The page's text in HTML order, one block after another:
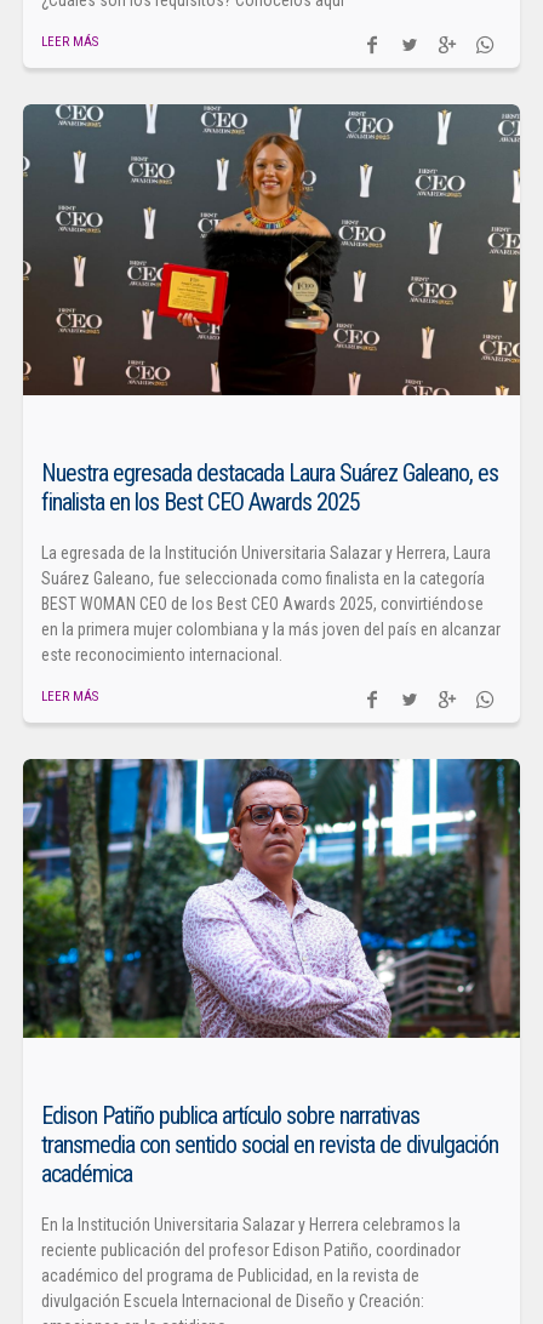
LEER MÁS
Nuestra egresada destacada Laura Suárez Galeano, es
finalista en los Best CEO Awards 2025
La egresada de la Institución Universitaria Salazar y Herrera, Laura
Suárez Galeano, fue seleccionada como finalista en la categoría
BEST WOMAN CEO de los Best CEO Awards 2025, convirtiéndose
en la primera mujer colombiana y la más joven del país en alcanzar
este reconocimiento internacional.
LEER MÁS
Edison Patiño publica artículo sobre narrativas
transmedia con sentido social en revista de divulgación
académica
En la Institución Universitaria Salazar y Herrera celebramos la
reciente publicación del profesor Edison Patiño, coordinador
académico del programa de Publicidad, en la revista de
divulgación Escuela Internacional de Diseño y Creación: